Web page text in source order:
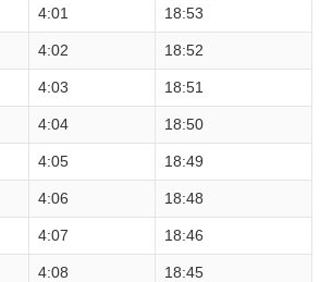
4:01 18:53
4:02 18:52
4:03 18:51
4:04 18:50
4:05 18:49
4:06 18:48
4:07 18:46
4:08 18:45